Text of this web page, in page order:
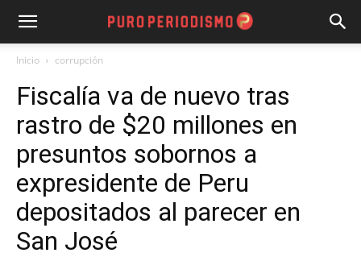
Inicio corrupción
Fiscalía va de nuevo tras
rastro de $20 millones en
presuntos sobornos a
expresidente de Peru
depositados al parecer en
San José